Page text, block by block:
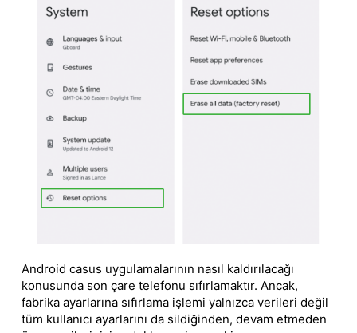
Android casus uygulamalarının nasıl kaldırılacağı
konusunda son çare telefonu sıfırlamaktır. Ancak,
fabrika ayarlarına sıfırlama işlemi yalnızca verileri değil
tüm kullanıcı ayarlarını da sildiğinden, devam etmeden